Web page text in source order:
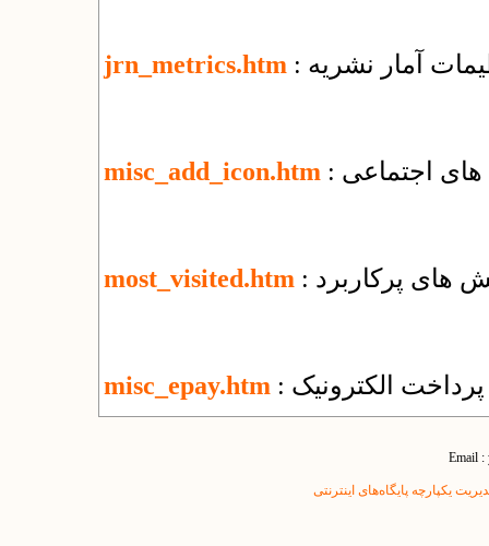
jrn_metrics.htm آمار نشریه
misc_add_icon.htm اجتماعی
most_visited.htm های پرکاربرد
misc_epay.htm الکترونیک
Email :